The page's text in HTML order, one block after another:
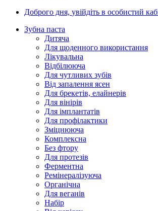
Доброго дня, увійдіть в особистий
Зубна паста
Дитяча
Для щоденного використання
Лікувальна
Відбілююча
Для чутливих зубів
Від запалення ясен
Для брекетів, елайнерів
Для вінірів
Для імплантатів
Для профілактики
Зміцнююча
Комплексна
Без фтору
Для протезів
Ферментна
Ремінералізуюча
Органічна
Для веганів
Набір